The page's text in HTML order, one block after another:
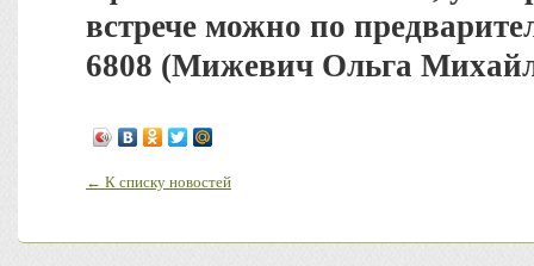
встрече можно по
6808 (Мижевич Ольга
← К списку новостей